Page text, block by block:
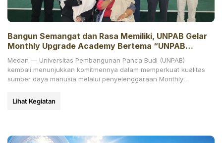
Bangun Semangat dan Rasa Memiliki, UNPAB Gelar
Monthly Upgrade Academy Bertema “UNPAB
Legacy and Pride Experience”
Medan — Universitas Pembangunan Panca Budi (UNPAB)
kembali menunjukkan komitmennya dalam memperkuat kualitas
sumber daya manusia melalui penyelenggaraan Monthly
Lihat Kegiatan